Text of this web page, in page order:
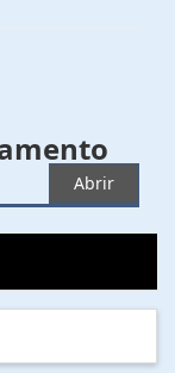
Abrir